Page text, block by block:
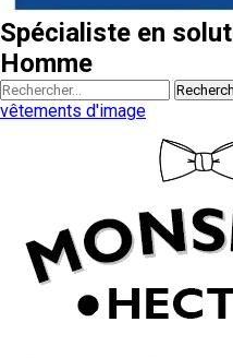
Spécialiste en
Homme
vêtements d'image